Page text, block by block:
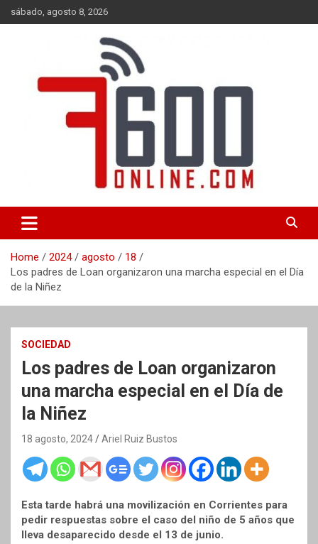
Skip
to
sábado, agosto 8, 2026
7600 online
nacional e internacional, deportiva y cultural.
Home 2024 agosto
18
Los padres de Loan organizaron una marcha especial en el Día
de la Niñez
SOCIEDAD
Los padres de Loan organizaron
una marcha especial en el Día de
la Niñez
18 agosto, 2024 Ariel Ruiz Bustos
Esta tarde habrá una movilización en Corrientes para
pedir respuestas sobre el caso del niño de 5 años que
lleva desaparecido desde el 13 de junio.